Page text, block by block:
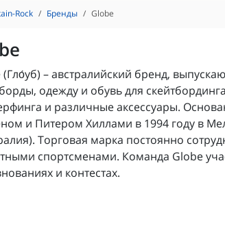
Rock Бренды Globe
(Гло́уб) – австралийский бренд,
одежду и обувь для
и различные аксессуары.
и Питером Хиллами в 1994 году в
Торговая марка постоянно
спортсменами. Команда Globe
и контестах.